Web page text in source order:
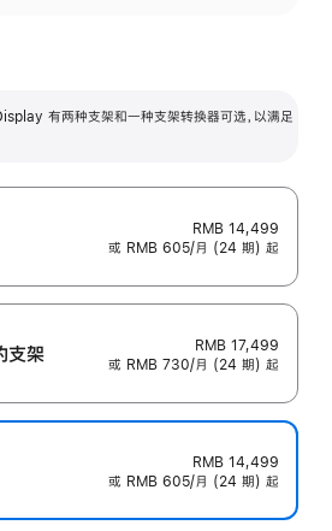
有两种支架和一种支架转换器可选，以满足
RMB 14,499
或 RMB 605/月 (24 期) 起
支‍架
RMB 17,499
或 RMB 730/月 (24 期) 起
RMB 14,499
或 RMB 605/月 (24 期) 起